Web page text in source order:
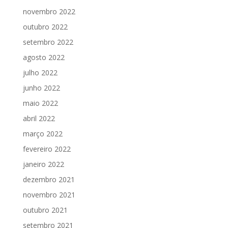
novembro 2022
outubro 2022
setembro 2022
agosto 2022
julho 2022
junho 2022
maio 2022
abril 2022
março 2022
fevereiro 2022
janeiro 2022
dezembro 2021
novembro 2021
outubro 2021
setembro 2021